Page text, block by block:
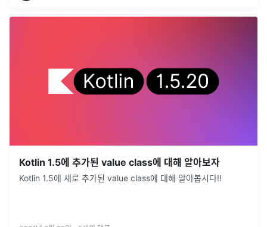
Kotlin 1.5에 추가된 value class에 대해 알아보자
Kotlin 1.5에 새로 추가된 value class에 대해 알아봅시다!!